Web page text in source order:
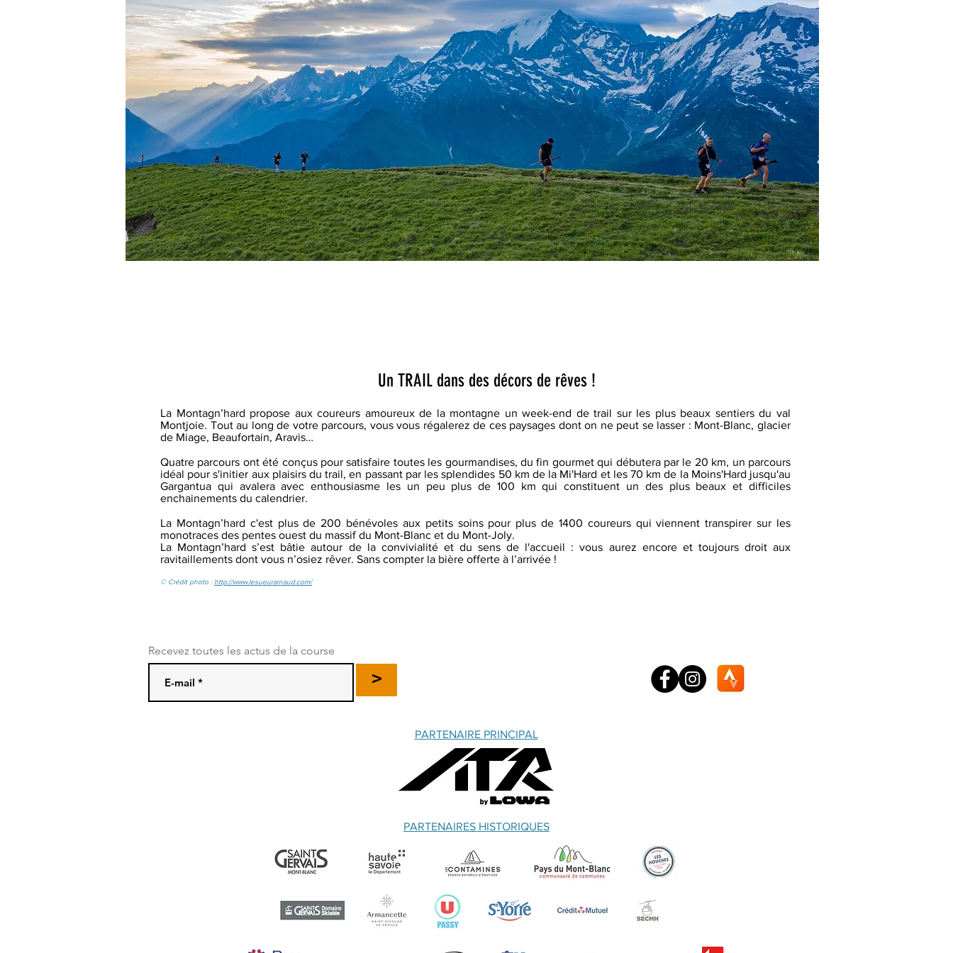
L'événement Les Courses La Boutique Inscriptions Infos Pratiques Bénévoles Contact SUIVI LIVE
Un TRAIL dans des décors de rêves !
La Montagn’hard propose aux coureurs amoureux de la montagne un week-end de trail sur les plus beaux sentiers du val
Montjoie. Tout au long de votre parcours, vous vous régalerez de ces paysages dont on ne peut se lasser : Mont-Blanc, glacier
de Miage, Beaufortain, Aravis…
Quatre parcours ont été conçus pour satisfaire toutes les gourmandises, du fin gourmet qui débutera par le 20 km, un parcours
idéal pour s'initier aux plaisirs du trail, en passant par les splendides 50 km de la Mi'Hard et les 70 km de la Moins'Hard jusqu'au
Gargantua qui avalera avec enthousiasme les un peu plus de 100 km qui constituent un des plus beaux et difficiles
enchainements du calendrier.
La Montagn’hard c'est plus de 200 bénévoles aux petits soins pour plus de 1400 coureurs qui viennent transpirer sur les
monotraces des pentes ouest du massif du Mont-Blanc et du Mont-Joly.
La Montagn’hard s’est bâtie autour de la convivialité et du sens de l'accueil : vous aurez encore et toujours droit aux
ravitaillements dont vous n’osiez rêver. Sans compter la bière offerte à l’arrivée !
© Crédit photo : http://www.lesueurarnaud.com/
Recevez toutes les actus de la course
>
PARTENAIRE PRINCIPAL
PARTENAIRES HISTORIQUES